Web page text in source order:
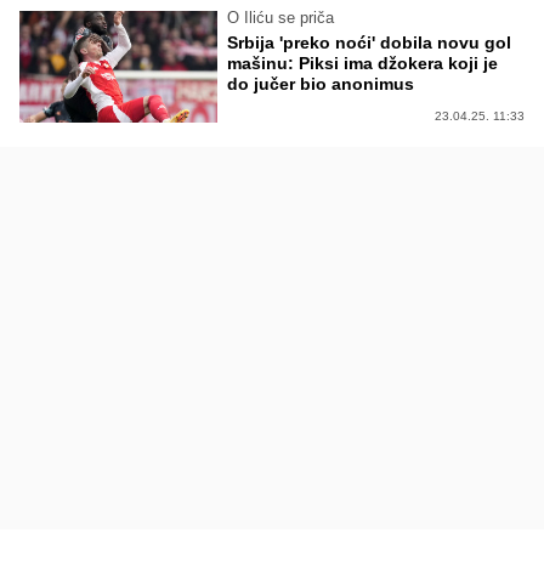
O Iliću se priča
Srbija 'preko noći' dobila novu gol
mašinu: Piksi ima džokera koji je
do jučer bio anonimus
23.04.25. 11:33